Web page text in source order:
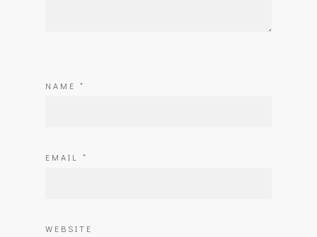
NAME *
EMAIL *
WEBSITE